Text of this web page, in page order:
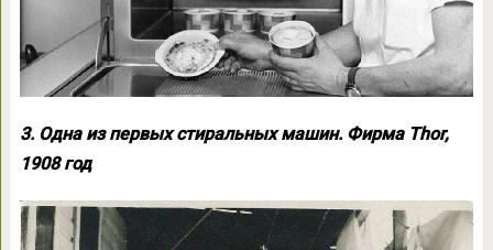
3. Одна из первых стиральных машин. Фирма Thor,
1908 год